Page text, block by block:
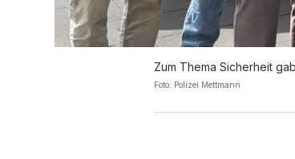
Zum Thema Sicherheit
Foto: Polizei Mettmann